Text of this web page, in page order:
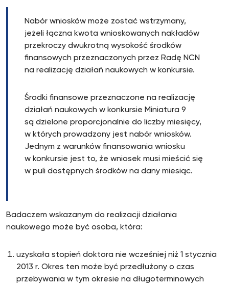
Nabór wniosków może zostać wstrzymany,
jeżeli łączna kwota wnioskowanych nakładów
przekroczy dwukrotną wysokość środków
finansowych przeznaczonych przez Radę NCN
na realizację działań naukowych w konkursie.
Środki finansowe przeznaczone na realizację
działań naukowych w konkursie Miniatura 9
są dzielone proporcjonalnie do liczby miesięcy,
w których prowadzony jest nabór wniosków.
Jednym z warunków finansowania wniosku
w konkursie jest to, że wniosek musi mieścić się
w puli dostępnych środków na dany miesiąc.
Badaczem wskazanym do realizacji działania
naukowego może być osoba, która:
uzyskała stopień doktora nie wcześniej niż 1 stycznia
2013 r. Okres ten może być przedłużony o czas
przebywania w tym okresie na długoterminowych